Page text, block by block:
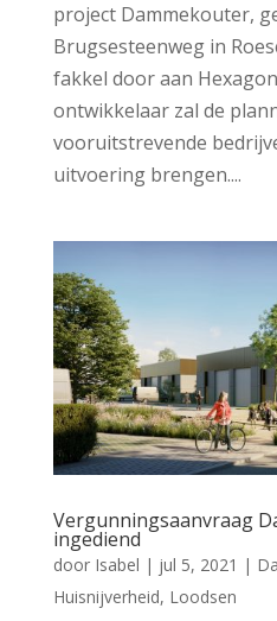
project Dammekouter,
Brugsesteenweg in
fakkel door aan
ontwikkelaar zal de
vooruitstrevende
uitvoering brengen....
Vergunningsaanvraag
ingediend
door Isabel | jul 5, 2021 |
Huisnijverheid, Loodsen